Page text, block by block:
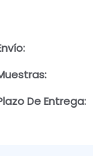
De Entrega: